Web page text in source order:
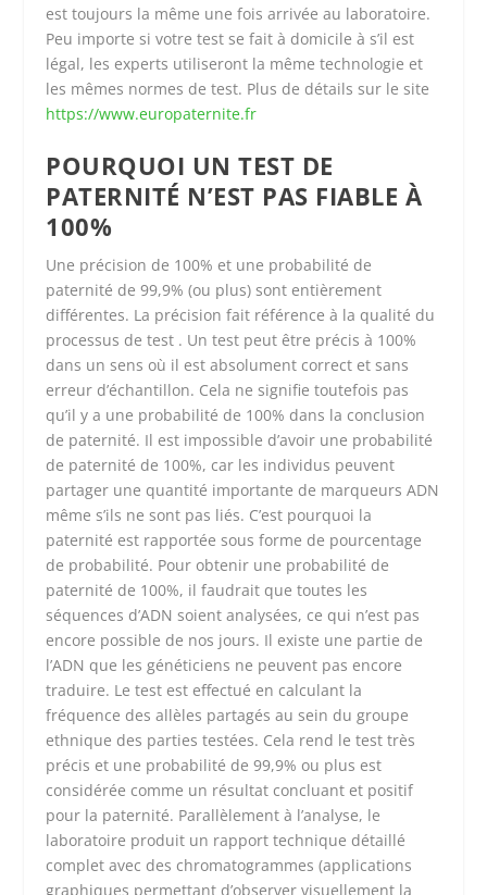
est toujours la même une fois arrivée au laboratoire.
Peu importe si votre test se fait à domicile à s’il est
légal, les experts utiliseront la même technologie et
les mêmes normes de test. Plus de détails sur le site
https://www.europaternite.fr
POURQUOI UN TEST DE
PATERNITÉ N’EST PAS FIABLE À
100%
Une précision de 100% et une probabilité de
paternité de 99,9% (ou plus) sont entièrement
différentes. La précision fait référence à la qualité du
processus de test . Un test peut être précis à 100%
dans un sens où il est absolument correct et sans
erreur d’échantillon. Cela ne signifie toutefois pas
qu’il y a une probabilité de 100% dans la conclusion
de paternité. Il est impossible d’avoir une probabilité
de paternité de 100%, car les individus peuvent
partager une quantité importante de marqueurs ADN
même s’ils ne sont pas liés. C’est pourquoi la
paternité est rapportée sous forme de pourcentage
de probabilité. Pour obtenir une probabilité de
paternité de 100%, il faudrait que toutes les
séquences d’ADN soient analysées, ce qui n’est pas
encore possible de nos jours. Il existe une partie de
l’ADN que les généticiens ne peuvent pas encore
traduire. Le test est effectué en calculant la
fréquence des allèles partagés au sein du groupe
ethnique des parties testées. Cela rend le test très
précis et une probabilité de 99,9% ou plus est
considérée comme un résultat concluant et positif
pour la paternité. Parallèlement à l’analyse, le
laboratoire produit un rapport technique détaillé
complet avec des chromatogrammes (applications
graphiques permettant d’observer visuellement la